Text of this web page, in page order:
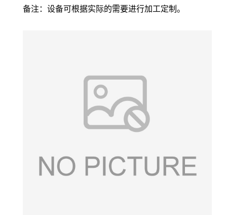
备注：设备可根据实际的需要进行加工定制。